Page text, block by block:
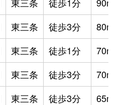
東三条 徒歩3分
80m²
東三条 徒歩1分
70m²
東三条 徒歩3分
70m²
東三条 徒歩3分 65m²